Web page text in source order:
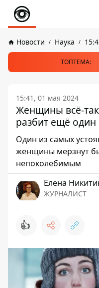
Новости Наука
ТОПТЕМА:
15:41, 01 мая 2024
Женщины всё-
разбит ещё
Один из самых
женщины мерзнут
непоколебимым
Елена
ЖУРНАЛИСТ
👍